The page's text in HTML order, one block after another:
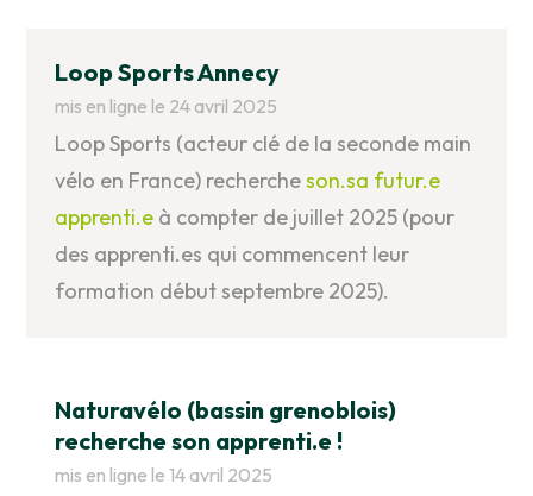
Loop Sports Annecy
mis en ligne le 24 avril 2025
Loop Sports (acteur clé de la seconde main
vélo en France) rechercheson.sa futur.e
apprenti.e à compter de juillet 2025 (pour
des apprenti.es qui commencent leur
formation début septembre 2025).
Naturavélo (bassin grenoblois)
recherche son apprenti.e !
mis en ligne le 14 avril 2025